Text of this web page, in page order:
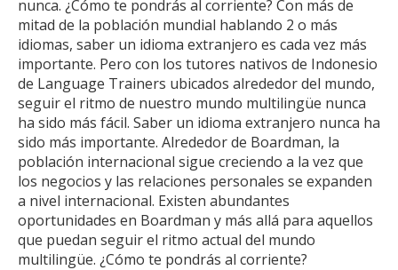
nunca. ¿Cómo te pondrás al corriente? Con más de
mitad de la población mundial hablando 2 o más
idiomas, saber un idioma extranjero es cada vez más
importante. Pero con los tutores nativos de Indonesio
de Language Trainers ubicados alrededor del mundo,
seguir el ritmo de nuestro mundo multilingüe nunca
ha sido más fácil. Saber un idioma extranjero nunca ha
sido más importante. Alrededor de Boardman, la
población internacional sigue creciendo a la vez que
los negocios y las relaciones personales se expanden
a nivel internacional. Existen abundantes
oportunidades en Boardman y más allá para aquellos
que puedan seguir el ritmo actual del mundo
multilingüe. ¿Cómo te pondrás al corriente?